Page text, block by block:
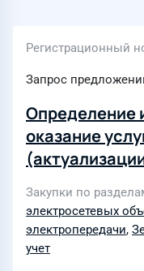
Регистрационный
Запрос
Определение
оказание
на земельные
«Россети
Закупки по
электросетевых
электропередачи,
учет